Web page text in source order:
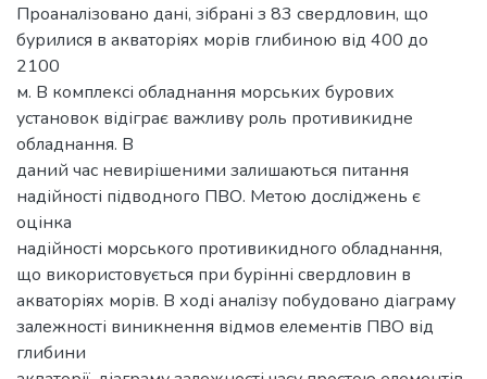
Проаналізовано дані, зібрані з 83 свердловин, що
бурилися в акваторіях морів глибиною від 400 до
2100
м. В комплексі обладнання морських бурових
установок відіграє важливу роль противикидне
обладнання. В
даний час невирішеними залишаються питання
надійності підводного ПВО. Метою досліджень є
оцінка
надійності морського противикидного обладнання,
що використовується при бурінні свердловин в
акваторіях морів. В ході аналізу побудовано діаграму
залежності виникнення відмов елементів ПВО від
глибини